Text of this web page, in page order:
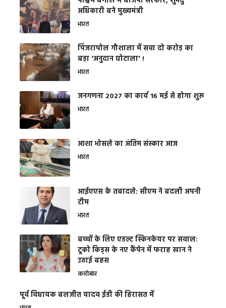
अधिकारी बने मुख्यमंत्री
भारत
​पिंजरापोल गौशाला में सवा दो करोड़ का
बड़ा ‘अनुदान घोटाला’ !
भारत
जनगणना 2027 का कार्य 16 मई से होगा शुरू
भारत
आशा भोसले का अंतिम संस्कार आज
भारत
आईएएस के तबादले: सीएम ने बदली अपनी
टीम
भारत
बच्चों के लिए एडल्ट स्किनकेयर पर सवाल:
टूको किड्स के नए कैंपेन में फराह खान ने
उठाई बहस
कारोबार
पूर्व विधायक बलजीत यादव ईडी की हिरासत में